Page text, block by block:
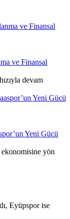
ve Finansal
devam
Yeni Gücü
yön
Eyüpspor ise